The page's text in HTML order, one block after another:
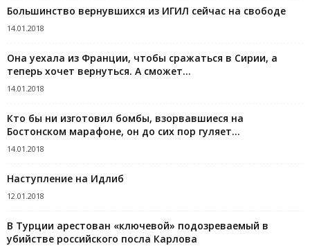
Большинство вернувшихся из ИГИЛ сейчас на свободе
14.01.2018
Она уехала из Франции, чтобы сражаться в Сирии, а
теперь хочет вернуться. А сможет...
14.01.2018
Кто бы ни изготовил бомбы, взорвавшиеся на
Бостонском марафоне, он до сих пор гуляет...
14.01.2018
Наступление на Идлиб
12.01.2018
В Турции арестован «ключевой» подозреваемый в
убийстве российского посла Карлова